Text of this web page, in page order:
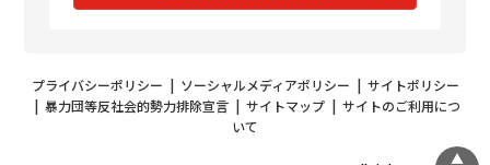
プライバシーポリシー | ソーシャルメディアポリシー | サイトポリシー
| 暴力団等反社会的勢力排除宣言| サイトマップ| サイトのご利用につ
いて